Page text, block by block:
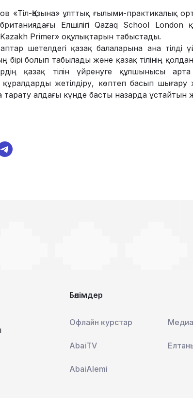
«Тіл-Қазына» ұлттық ғылыми-практикалық
Елшілігі Qazaq School
Primer» оқулықтарын табыстады.
шетелдегі қазақ балаларына ана тілді
бірі болып табылады және қазақ тілінің
қазақ тілін үйренуге құлшынысы
құралдарды жетілдіру, көптеп басып шығару
тарату алдағы күнде басты назарда ұстайтын
Бөлімдер
Офлайн курстар Медиа
AbaiTV
AbaiAlemi